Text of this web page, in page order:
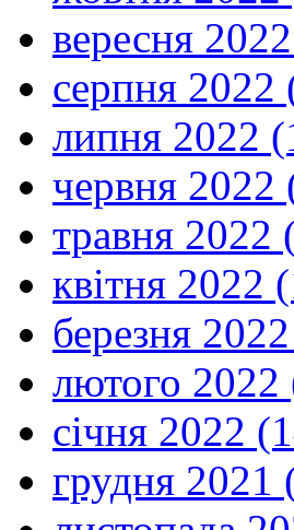
вересня
серпня 2022
липня 2022
червня 2022
травня 2022
квітня 2022
березня
лютого 2022
січня 2022
грудня 2021